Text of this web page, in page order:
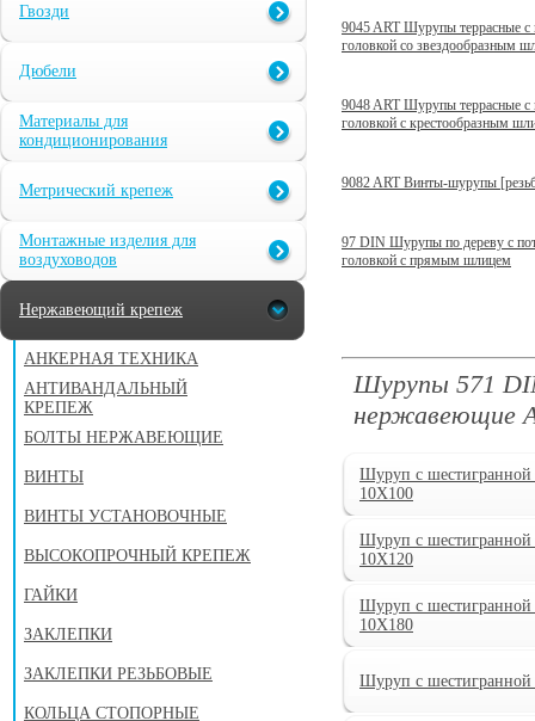
Гвозди
Дюбели
Материалы для
кондиционирования
Метрический крепеж
Монтажные изделия для
воздуховодов
Нержавеющий крепеж
АНКЕРНАЯ ТЕХНИКА
АНТИВАНДАЛЬНЫЙ
КРЕПЕЖ
БОЛТЫ НЕРЖАВЕЮЩИЕ
ВИНТЫ
ВИНТЫ УСТАНОВОЧНЫЕ
ВЫСОКОПРОЧНЫЙ КРЕПЕЖ
ГАЙКИ
ЗАКЛЕПКИ
ЗАКЛЕПКИ РЕЗЬБОВЫЕ
КОЛЬЦА СТОПОРНЫЕ
9045 ART Шурупы террасные с
головкой со звездообразным
9048 ART Шурупы террасные с
головкой с крестообразным
9082 ART Винты-шурупы
97 DIN Шурупы по дереву с
головкой с прямым шлицем
Шурупы 571
нержавеющие
Шуруп с
10X100
Шуруп с
10X120
Шуруп с
10X180
Шуруп с